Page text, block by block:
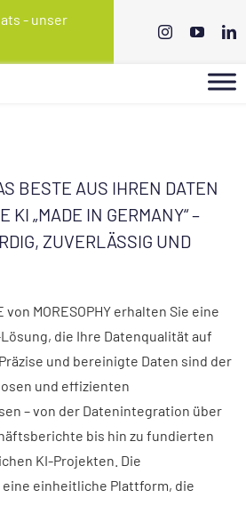
- unser
BESTE AUS IHREN DATEN
KI „MADE IN GERMANY“ –
ZUVERLÄSSIG UND
von MORESOPHY erhalten Sie eine
die Ihre Datenqualität auf
und bereinigte Daten sind der
und effizienten
– von der Datenintegration über
bis hin zu fundierten
KI-Projekten. Die
eine einheitliche Plattform, die